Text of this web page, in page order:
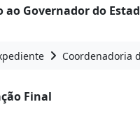
Governador do
Coordenadoria
Final